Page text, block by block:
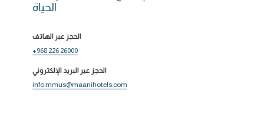
الحياة
الحجز عبر الهاتف
+968 226 26000
الحجز عبر البريد الإلكتروني
info.mmus@maanihotels.com